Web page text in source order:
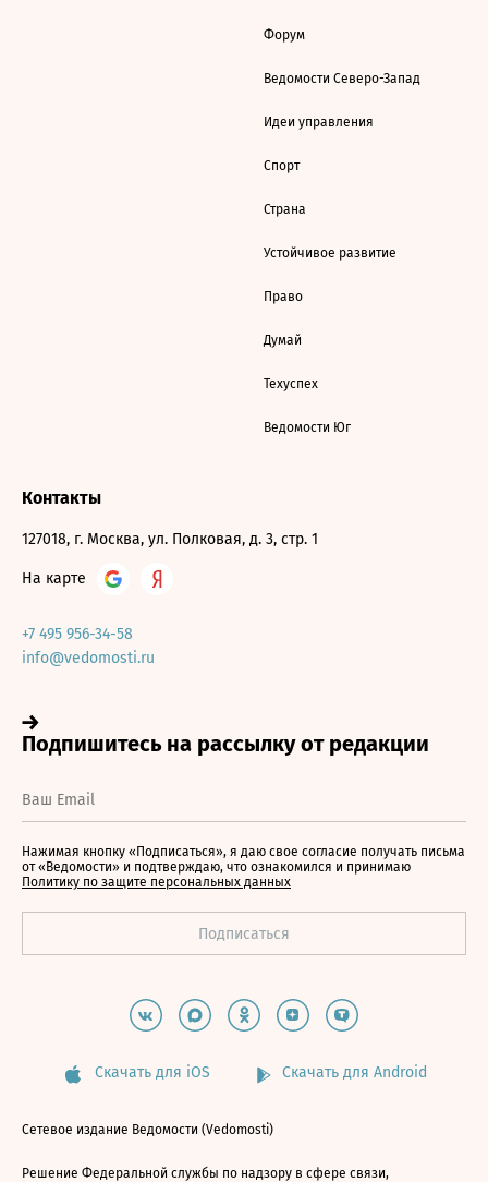
Форум
Ведомости Северо-Запад
Идеи управления
Спорт
Страна
Устойчивое развитие
Право
Думай
Техуспех
Ведомости Юг
Контакты
127018, г. Москва, ул. Полковая, д. 3, стр. 1
На карте
+7 495 956-34-58
info@vedomosti.ru
Нажимая кнопку «Подписаться», я даю свое согласие получать письма
от «Ведомости» и подтверждаю, что ознакомился и принимаю
Политику по защите персональных данных
Скачать для iOS Скачать для Android
Сетевое издание Ведомости (Vedomosti)
Решение Федеральной службы по надзору в сфере связи,